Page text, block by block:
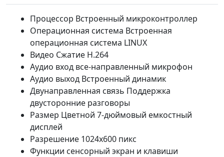
Процессор Встроенный микроконтроллер
Операционная система Встроенная
операционная система LINUX
Видео Сжатие H.264
Аудио вход все-направленный микрофон
Аудио выход Встроенный динамик
Двунаправленная связь Поддержка
двусторонние разговоры
Размер Цветной 7-дюймовый емкостный
дисплей
Разрешение 1024х600 пикс
Функции сенсорный экран и клавиши